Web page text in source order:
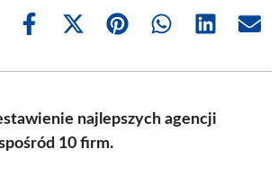
Share
Share
(Twitter)
Share Share Share Share
najlepszych agencji
10 firm.